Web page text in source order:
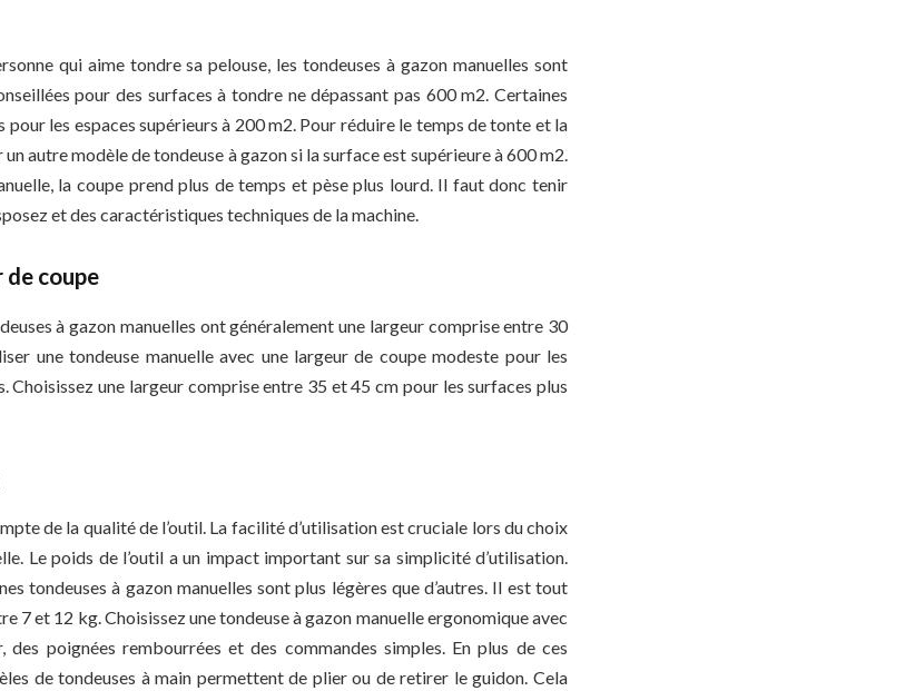
qui aime tondre sa pelouse, les tondeuses à gazon manuelles sont
pour des surfaces à tondre ne dépassant pas 600 m2. Certaines
pour les espaces supérieurs à 200 m2. Pour réduire le temps de tonte et la
autre modèle de tondeuse à gazon si la surface est supérieure à 600 m2.
la coupe prend plus de temps et pèse plus lourd. Il faut donc tenir
et des caractéristiques techniques de la machine.
coupe
à gazon manuelles ont généralement une largeur comprise entre 30
une tondeuse manuelle avec une largeur de coupe modeste pour les
Choisissez une largeur comprise entre 35 et 45 cm pour les surfaces plus
de la qualité de l’outil. La facilité d’utilisation est cruciale lors du choix
Le poids de l’outil a un impact important sur sa simplicité d’utilisation.
tondeuses à gazon manuelles sont plus légères que d’autres. Il est tout
7 et 12 kg. Choisissez une tondeuse à gazon manuelle ergonomique avec
des poignées rembourrées et des commandes simples. En plus de ces
de tondeuses à main permettent de plier ou de retirer le guidon. Cela